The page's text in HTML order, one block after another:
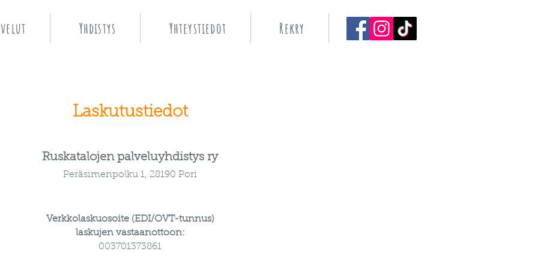
Yhdistys Yhteystiedot Rekry
Laskutustiedot
Ruskatalojen palveluyhdistys ry
Peräsimenpolku 1, 28190 Pori
Verkkolaskuosoite (EDI/OVT-tunnus)
laskujen vastaanottoon:
003701373861